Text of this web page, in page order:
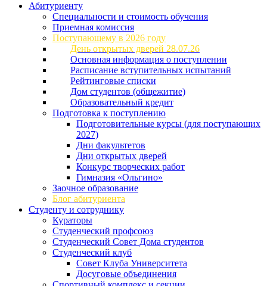
Абитуриенту
Специальности и стоимость обучения
Приемная комиссия
Поступающему в 2026 году
День открытых дверей 28.07.26
Основная информация о поступлении
Расписание вступительных испытаний
Рейтинговые списки
Дом студентов (общежитие)
Образовательный кредит
Подготовка к поступлению
Подготовительные курсы (для поступающих
2027)
Дни факультетов
Дни открытых дверей
Конкурс творческих работ
Гимназия «Ольгино»
Заочное образование
Блог абитуриента
Студенту и сотруднику
Кураторы
Студенческий профсоюз
Студенческий Совет Дома студентов
Студенческий клуб
Совет Клуба Университета
Досуговые объединения